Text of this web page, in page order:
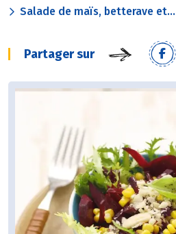
Salade de maïs, betterave et...
Partager sur